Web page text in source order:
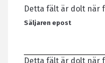
Detta fält är dolt när
Säljaren epost
Detta fält är dolt när